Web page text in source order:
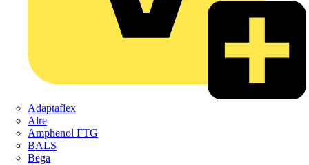
Adaptaflex
Alre
Amphenol FTG
BALS
Bega